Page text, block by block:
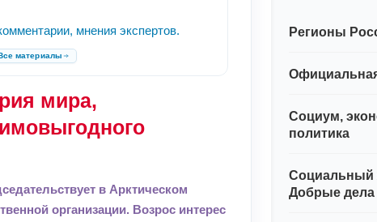
мнения экспертов.
материалы
мира,
в Арктическом
организации. Возрос интерес
Регионы
Социум,
политика
Социальный
Добрые дела